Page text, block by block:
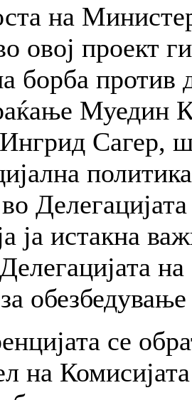
на
овој проект
борба против
Муедин
Сагер,
ја истакна
се
на